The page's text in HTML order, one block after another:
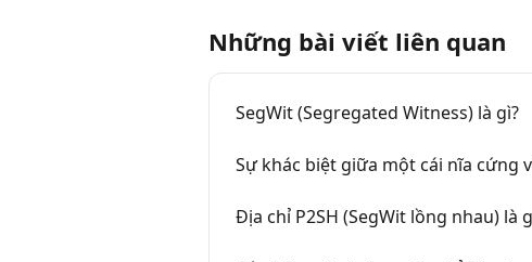
Những bài viết liên quan
SegWit (Segregated Witness) là gì?
Sự khác biệt giữa một cái nĩa cứng
Địa chỉ P2SH (SegWit lồng nhau) là